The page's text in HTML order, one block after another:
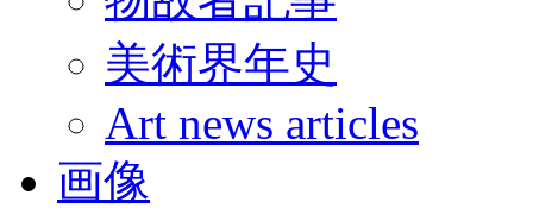
美術界年史
Art news articles
画像